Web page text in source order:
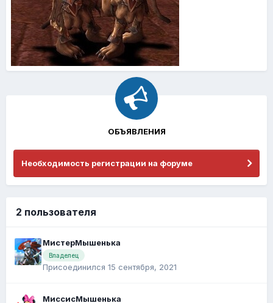
ОБЪЯВЛЕНИЯ
Необходимость регистрации на форуме
2 пользователя
МистерМышенька
Владелец
Присоединился 15 сентября, 2021
МиссисМышенька